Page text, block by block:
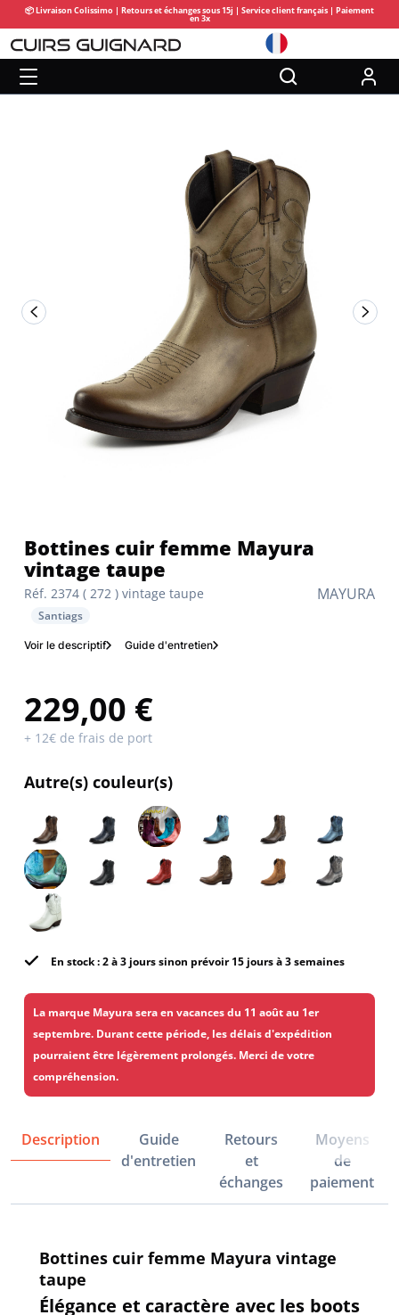
📦 Livraison Colissimo | Retours et échanges sous 15j | Service client français | Paiement
en 3x
MAYURA
Réf. 2374 ( 272 ) vintage taupe
Bottines cuir femme Mayura
vintage taupe
Santiags
Voir le descriptif Guide d'entretien
229,00 €
+ 12€ de frais de port
Autre(s) couleur(s)
En stock : 2 à 3 jours sinon prévoir 15 jours à 3 semaines
La marque Mayura sera en vacances du 11 août au 1er
septembre. Durant cette période, les délais d'expédition
pourraient être légèrement prolongés. Merci de votre
compréhension.
Description
Guide
d'entretien
Retours
et
échanges
Moyens
de
paiement
Bottines cuir femme Mayura vintage
taupe
Élégance et caractère avec les boots